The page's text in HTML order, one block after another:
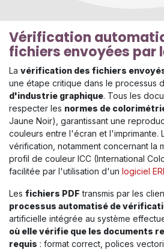
Vérification
fichiers envoyées par
La vérification des fichiers
une étape critique dans le processus
d'industrie graphique. Tous les
respecter les normes de
Jaune Noir), garantissant une
couleurs entre l'écran et l'imprimante.
vérification, notamment concernant la
profil de couleur ICC (International
facilitée par l'utilisation d'un logiciel
Les fichiers PDF transmis par les
processus automatisé de
artificielle intégrée au système
où elle vérifie que les documents
requis : format correct, polices